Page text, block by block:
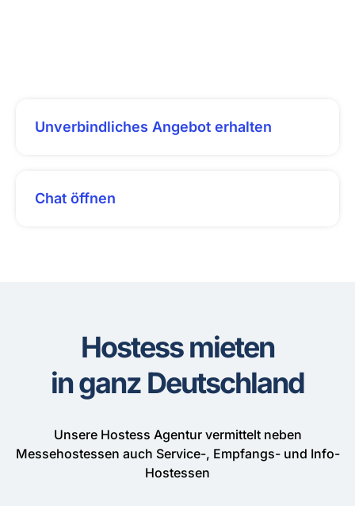
Unverbindliches Angebot erhalten
Chat öffnen
Hostess mieten
in ganz Deutschland
Unsere Hostess Agentur vermittelt neben
Messehostessen auch Service-, Empfangs- und Info-
Hostessen